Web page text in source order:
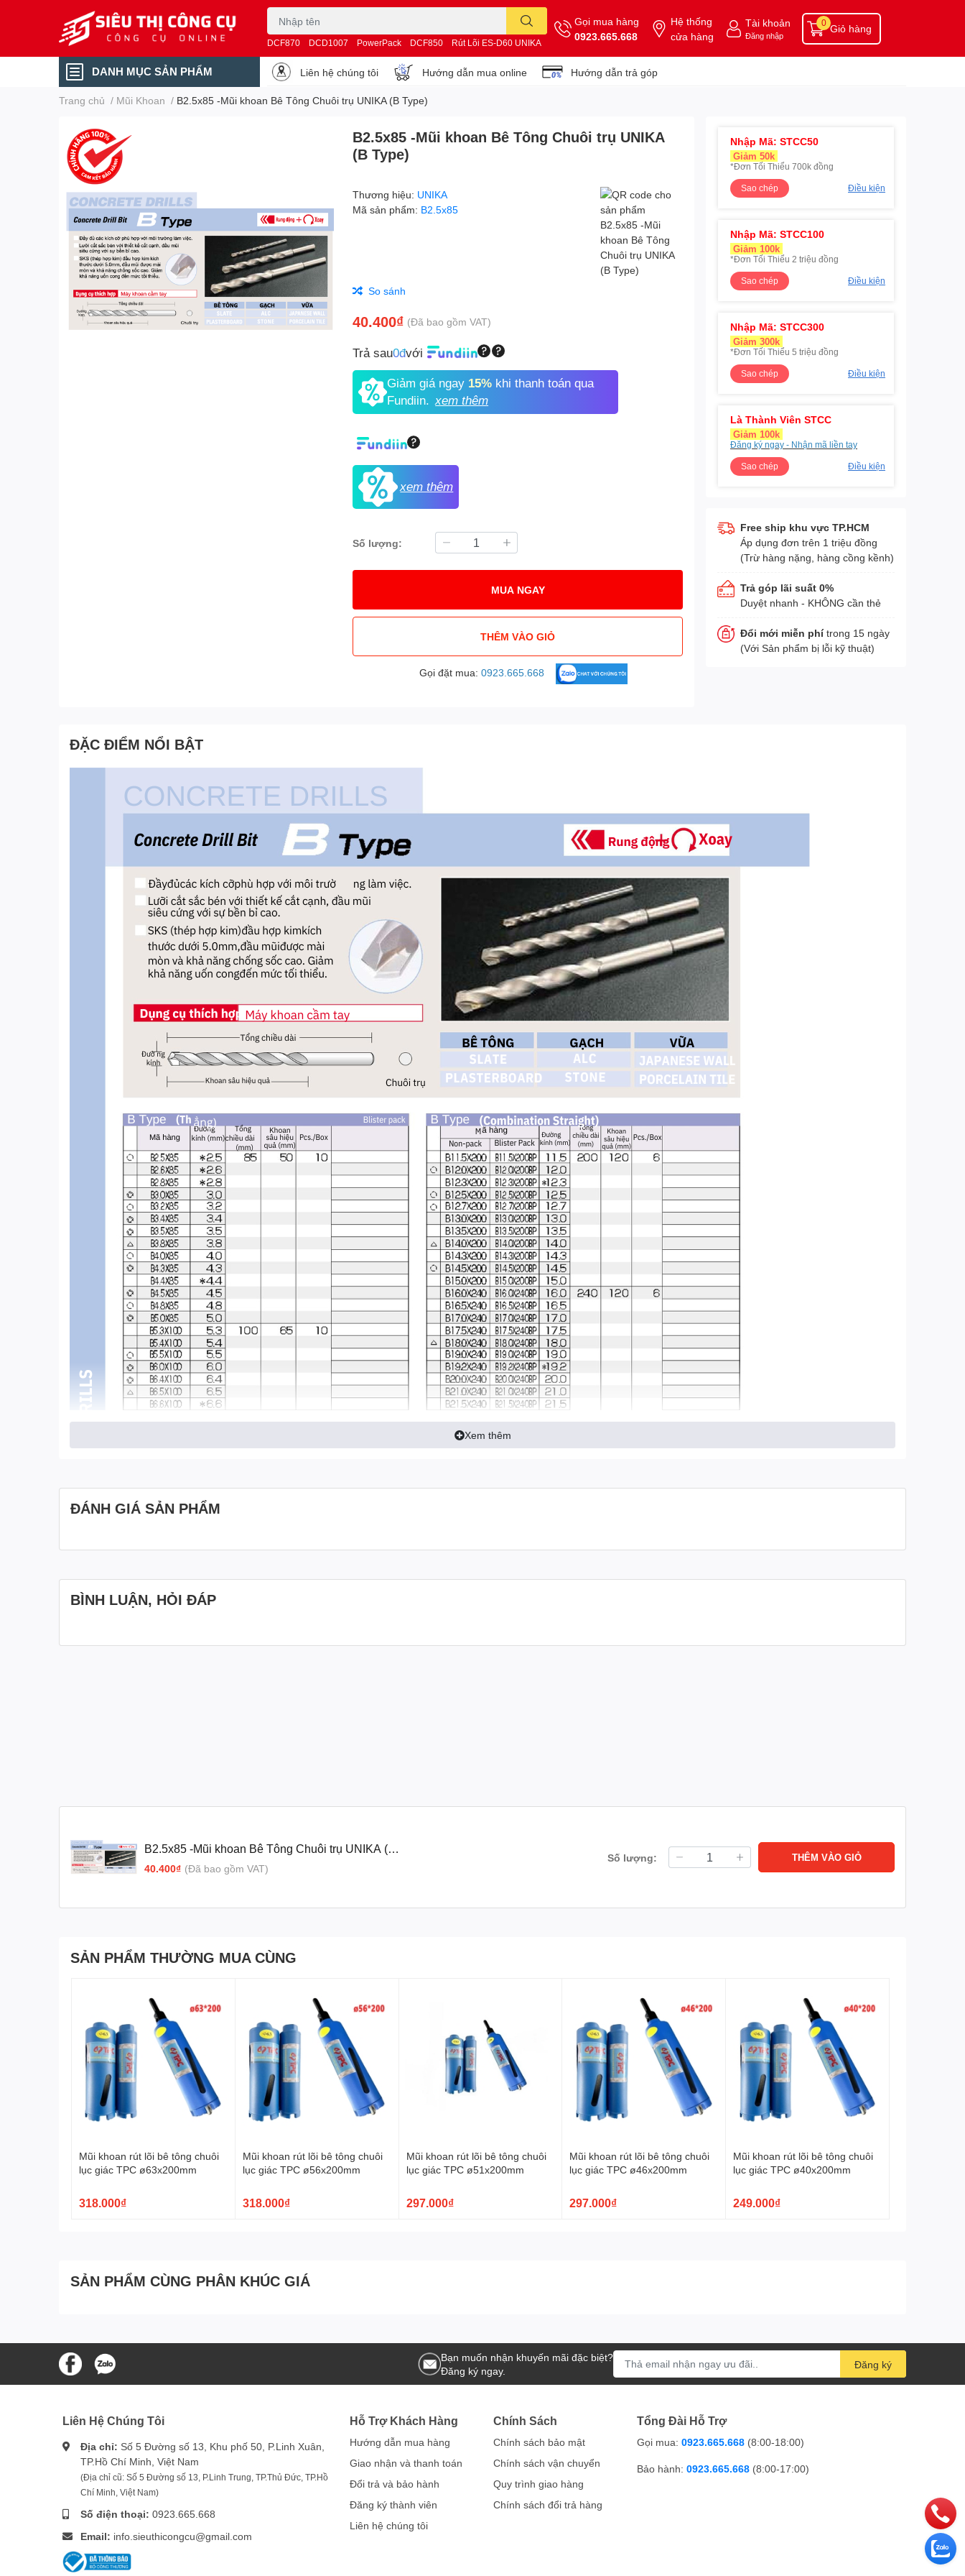
DCF870 DCD1007 PowerPack DCF850 Rút Lõi ES-D60 UNIKA
Gọi mua hàng
0923.665.668
Hệ thống
cửa hàng
Tài khoản
Đăng nhập
Giỏ hàng
0
DANH MỤC SẢN PHẨM Liên hệ chúng tôi Hướng dẫn mua online Hướng dẫn trả góp
Trang chủ / Mũi Khoan / B2.5x85 -Mũi khoan Bê Tông Chuôi trụ UNIKA (B Type)
B2.5x85 -Mũi khoan Bê Tông Chuôi trụ UNIKA
(B Type)
Thương hiệu: UNIKA
Mã sản phẩm: B2.5x85
So sánh
40.400₫ (Đã bao gồm VAT)
Trả sau0đvới
Giảm giá ngay 15% khi thanh toán qua
Fundiin. xem thêm
xem thêm
Số lượng:
MUA NGAY
THÊM VÀO GIỎ
Gọi đặt mua: 0923.665.668
Nhập Mã: STCC50
Giảm 50k
*Đơn Tối Thiểu 700k đồng
Sao chép
Điều kiện
Nhập Mã: STCC100
Giảm 100k
*Đơn Tối Thiểu 2 triệu đồng
Sao chép
Điều kiện
Nhập Mã: STCC300
Giảm 300k
*Đơn Tối Thiểu 5 triệu đồng
Sao chép
Điều kiện
Là Thành Viên STCC
Giảm 100k
Đăng ký ngay - Nhận mã liền tay
Sao chép
Điều kiện
Free ship khu vực TP.HCM
Áp dụng đơn trên 1 triệu đồng
(Trừ hàng nặng, hàng cồng kềnh)
Trả góp lãi suất 0%
Duyệt nhanh - KHÔNG cần thẻ
Đổi mới miễn phítrong 15 ngày
(Với Sản phẩm bị lỗi kỹ thuật)
ĐẶC ĐIỂM NỔI BẬT
Xem thêm
ĐÁNH GIÁ SẢN PHẨM
BÌNH LUẬN, HỎI ĐÁP
B2.5x85 -Mũi khoan Bê Tông Chuôi trụ UNIKA (B
Type)
40.400₫ (Đã bao gồm VAT)
Số lượng: THÊM VÀO GIỎ
SẢN PHẨM THƯỜNG MUA CÙNG
Mũi khoan rút lõi bê tông chuôi
lục giác TPC ø63x200mm
318.000₫
Mũi khoan rút lõi bê tông chuôi
lục giác TPC ø56x200mm
318.000₫
Mũi khoan rút lõi bê tông chuôi
lục giác TPC ø51x200mm
297.000₫
Mũi khoan rút lõi bê tông chuôi
lục giác TPC ø46x200mm
297.000₫
Mũi khoan rút lõi bê tông chuôi
lục giác TPC ø40x200mm
249.000₫
SẢN PHẨM CÙNG PHÂN KHÚC GIÁ
Bạn muốn nhận khuyến mãi đặc biệt?
Đăng ký ngay.
Đăng ký
Liên Hệ Chúng Tôi
Địa chỉ: Số 5 Đường số 13, Khu phố 50, P.Linh Xuân,
TP.Hồ Chí Minh, Việt Nam
(Địa chỉ cũ: Số 5 Đường số 13, P.Linh Trung, TP.Thủ Đức, TP.Hồ
Chí Minh, Việt Nam)
Số điện thoại: 0923.665.668
Email: info.sieuthicongcu@gmail.com
Hỗ Trợ Khách Hàng
Hướng dẫn mua hàng
Giao nhận và thanh toán
Đổi trả và bảo hành
Đăng ký thành viên
Liên hệ chúng tôi
Chính Sách
Chính sách bảo mật
Chính sách vận chuyển
Quy trình giao hàng
Chính sách đổi trả hàng
Tổng Đài Hỗ Trợ
Gọi mua: 0923.665.668 (8:00-18:00)
Bảo hành: 0923.665.668 (8:00-17:00)